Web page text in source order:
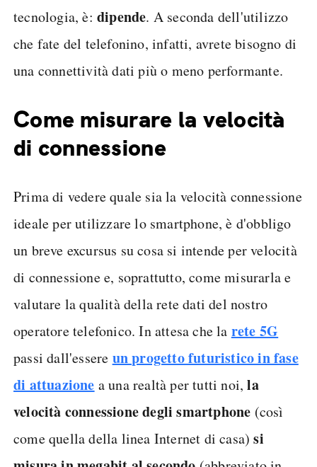
tecnologia, è: dipende. A seconda dell'utilizzo
che fate del telefonino, infatti, avrete bisogno di
una connettività dati più o meno performante.
Come misurare la velocità
di connessione
Prima di vedere quale sia la velocità connessione
ideale per utilizzare lo smartphone, è d'obbligo
un breve excursus su cosa si intende per velocità
di connessione e, soprattutto, come misurarla e
valutare la qualità della rete dati del nostro
operatore telefonico. In attesa che la rete 5G
passi dall'essere un progetto futuristico in fase
di attuazione a una realtà per tutti noi,la
velocità connessione degli smartphone (così
come quella della linea Internet di casa) si